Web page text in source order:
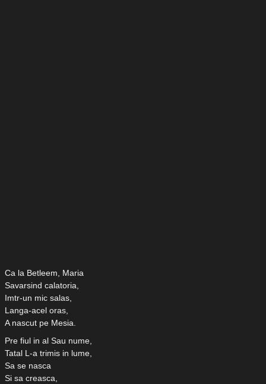
Ca la Betleem, Maria
Savarsind calatoria,
Imtr-un mic salas,
Langa-acel oras,
A nascut pe Mesia.
Pre fiul in al Sau nume,
Tatal L-a trimis in lume,
Sa se nasca
Si sa creasca,